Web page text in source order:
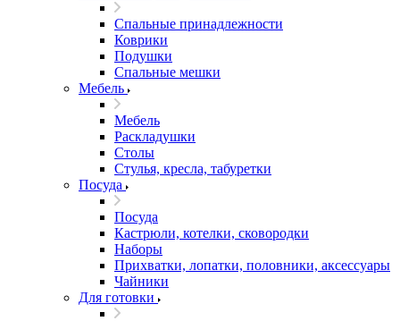
Спальные принадлежности
Коврики
Подушки
Спальные мешки
Мебель
Мебель
Раскладушки
Столы
Стулья, кресла, табуретки
Посуда
Посуда
Кастрюли, котелки, сковородки
Наборы
Прихватки, лопатки, половники, аксессуары
Чайники
Для готовки